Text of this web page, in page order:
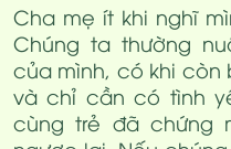
Cha mẹ ít khi nghĩ
Chúng ta thường
của mình, có khi còn
và chỉ cần có tình
cùng trẻ đã chứng